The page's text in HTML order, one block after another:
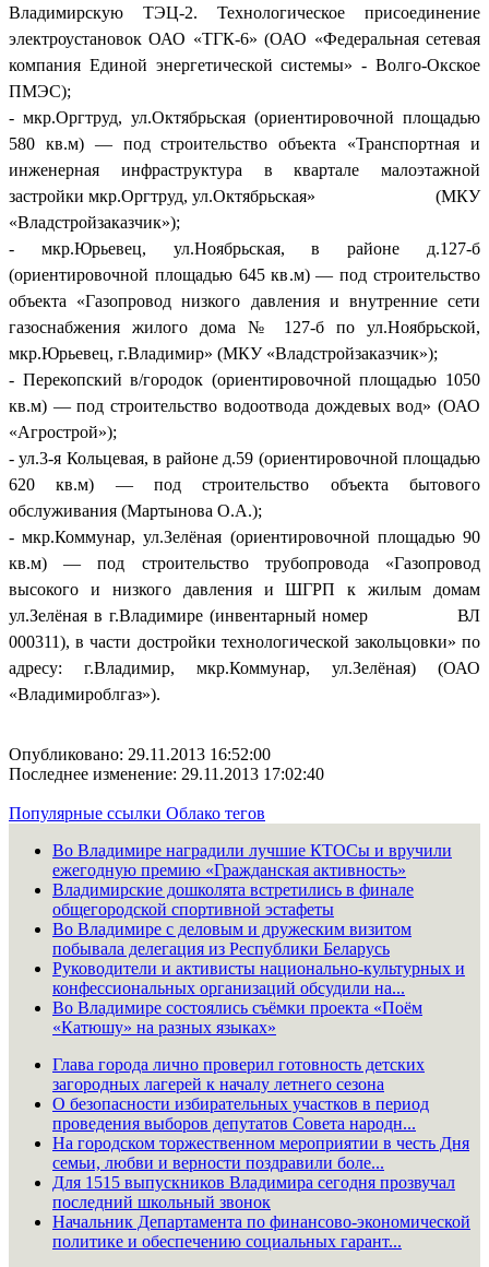
Владимирскую ТЭЦ-2. Технологическое присоединение
электроустановок ОАО «ТГК-6» (ОАО «Федеральная сетевая
компания Единой энергетической системы» - Волго-Окское
ПМЭС);
- мкр.Оргтруд, ул.Октябрьская (ориентировочной площадью
580 кв.м) — под строительство объекта «Транспортная и
инженерная инфраструктура в квартале малоэтажной
застройки мкр.Оргтруд, ул.Октябрьская» (МКУ
«Владстройзаказчик»);
- мкр.Юрьевец, ул.Ноябрьская, в районе д.127-б
(ориентировочной площадью 645 кв.м) — под строительство
объекта «Газопровод низкого давления и внутренние сети
газоснабжения жилого дома № 127-б по ул.Ноябрьской,
мкр.Юрьевец, г.Владимир» (МКУ «Владстройзаказчик»);
- Перекопский в/городок (ориентировочной площадью 1050
кв.м) — под строительство водоотвода дождевых вод» (ОАО
«Агрострой»);
- ул.3-я Кольцевая, в районе д.59 (ориентировочной площадью
620 кв.м) — под строительство объекта бытового
обслуживания (Мартынова О.А.);
- мкр.Коммунар, ул.Зелёная (ориентировочной площадью 90
кв.м) — под строительство трубопровода «Газопровод
высокого и низкого давления и ШГРП к жилым домам
ул.Зелёная в г.Владимире (инвентарный номер ВЛ
000311), в части достройки технологической закольцовки» по
адресу: г.Владимир, мкр.Коммунар, ул.Зелёная) (ОАО
«Владимироблгаз»).
Опубликовано: 29.11.2013 16:52:00
Последнее изменение: 29.11.2013 17:02:40
Популярные ссылки Облако тегов
Во Владимире наградили лучшие КТОСы и вручили
ежегодную премию «Гражданская активность»
Владимирские дошколята встретились в финале
общегородской спортивной эстафеты
Во Владимире с деловым и дружеским визитом
побывала делегация из Республики Беларусь
Руководители и активисты национально-культурных и
конфессиональных организаций обсудили на...
Во Владимире состоялись съёмки проекта «Поём
«Катюшу» на разных языках»
Глава города лично проверил готовность детских
загородных лагерей к началу летнего сезона
О безопасности избирательных участков в период
проведения выборов депутатов Совета народн...
На городском торжественном мероприятии в честь Дня
семьи, любви и верности поздравили боле...
Для 1515 выпускников Владимира сегодня прозвучал
последний школьный звонок
Начальник Департамента по финансово-экономической
политике и обеспечению социальных гарант...